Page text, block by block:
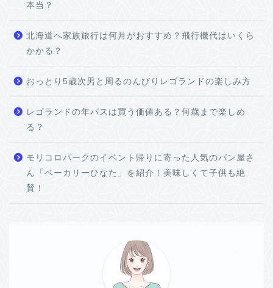
本当？
北海道へ家族旅行は何月がおすすめ？飛行機代はいくら
かかる？
おっとり5歳次男と周るのんびりレゴランドの楽しみ方
レゴランドの年パスは買う価値ある？何歳まで楽しめ
る？
モリコロパークのイベント帰りに寄った人気のパン屋さ
ん「ベーカリーひなた」を紹介！美味しくて子供も絶
賛！